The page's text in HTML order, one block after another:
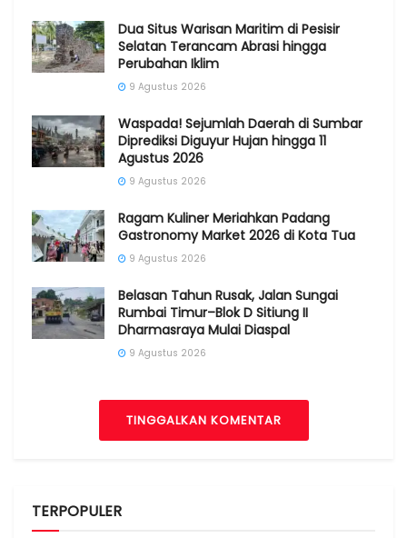
Dua Situs Warisan Maritim di Pesisir
Selatan Terancam Abrasi hingga
Perubahan Iklim
9 Agustus 2026
Waspada! Sejumlah Daerah di Sumbar
Diprediksi Diguyur Hujan hingga 11
Agustus 2026
9 Agustus 2026
Ragam Kuliner Meriahkan Padang
Gastronomy Market 2026 di Kota Tua
9 Agustus 2026
Belasan Tahun Rusak, Jalan Sungai
Rumbai Timur–Blok D Sitiung II
Dharmasraya Mulai Diaspal
9 Agustus 2026
TINGGALKAN KOMENTAR
TERPOPULER